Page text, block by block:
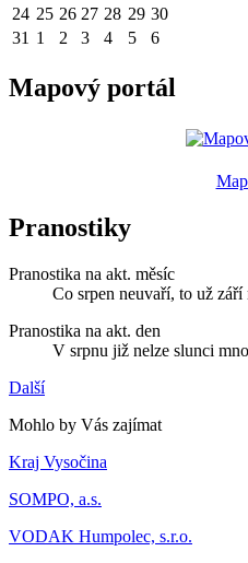
24 25 26 27 28 29 30
31 1 2 3 4 5 6
Mapový portál
Pranostiky
Pranostika na akt. měsíc
Co srpen neuvaří, to už září
Pranostika na akt. den
V srpnu již nelze slunci
Další
Mohlo by Vás zajímat
Kraj Vysočina
SOMPO, a.s.
VODAK Humpolec, s.r.o.